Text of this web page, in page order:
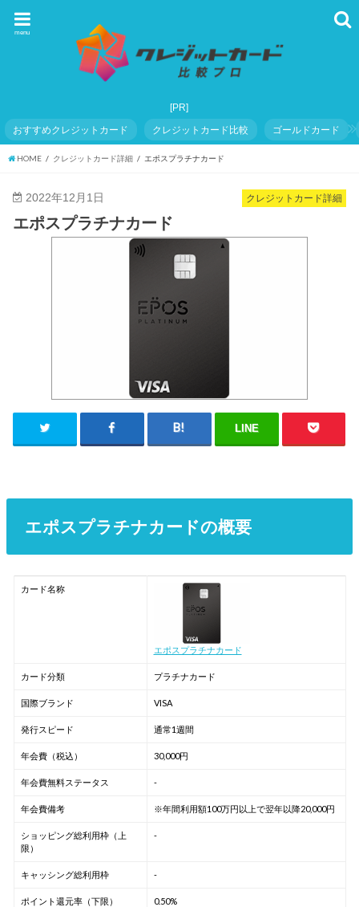
menu
おすすめクレジットカード クレジットカード比較 ゴールドカード
HOME クレジットカード詳細 エポスプラチナカード
クレジットカード詳細
2022年12月1日
エポスプラチナカード
LINE
エポスプラチナカードの概要
カード名称
エポスプラチナカード
カード分類 プラチナカード
国際ブランド VISA
発行スピード 通常1週間
年会費（税込） 30,000円
年会費無料ステータス -
年会費備考 ※年間利用額100万円以上で翌年以降20,000円
ショッピング総利用枠（上
限）
-
キャッシング総利用枠 -
ポイント還元率（下限） 0.50%